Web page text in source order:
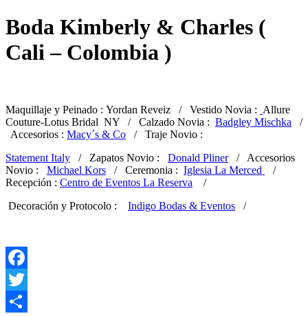
Boda Kimberly & Charles (
Cali – Colombia )
Maquillaje y Peinado : Yordan Reveiz / Vestido Novia : Allure
Couture-Lotus Bridal NY / Calzado Novia : Badgley Mischka /
Accesorios : Macy´s & Co / Traje Novio :
Statement Italy / Zapatos Novio : Donald Pliner/ Accesorios
Novio : Michael Kors / Ceremonia : Iglesia La Merced
/
Recepción : Centro de Eventos La Reserva /
Decoración y Protocolo : Indigo Bodas & Eventos /
Facebook
Twitter